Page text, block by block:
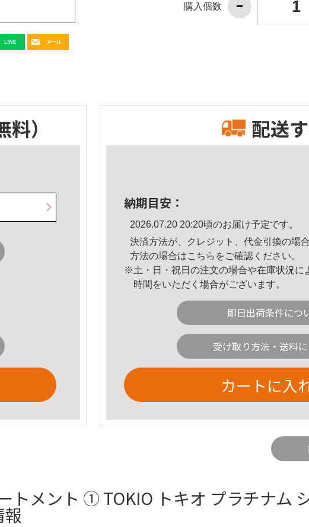
購入個数
料） 配送
納期目安：
2026.07.20 20:20頃のお届け予定です。
決済方法が、クレジット、代金引換の場
方法の場合はこちら をご確認ください。
※土・日・祝日の注文の場合や在庫状況に
時間をいただく場合がございます。
即日出荷条件につ
受け取り方法・送料
カートに入
トメント ① TOKIO トキオ プラチナム
報